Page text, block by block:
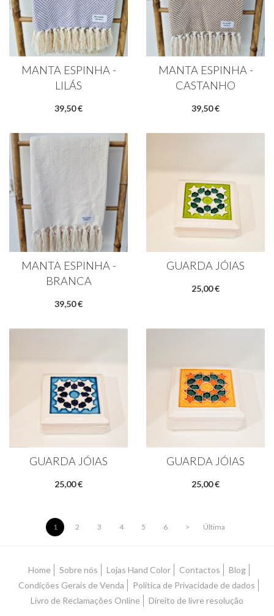
MANTA ESPINHA -
LILÁS
39,50 €
MANTA ESPINHA -
CASTANHO
39,50 €
MANTA ESPINHA -
BRANCA
39,50 €
GUARDA JÓIAS
25,00 €
GUARDA JÓIAS
25,00 €
GUARDA JÓIAS
25,00 €
1 2 3 4 5 6 > Última
Home Sobre nós Lojas Hand Color Contactos
Blog
Condições Gerais de Venda
Política de Privacidade de dados
Livro de Reclamações Online
Direito de livre resolução